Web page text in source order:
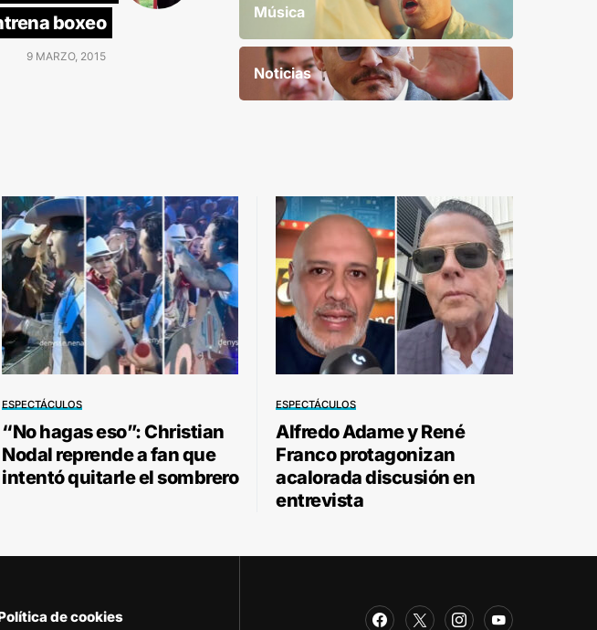
boxeo
9 MARZO, 2015
Música
Noticias
ESPECTÁCULOS
“No hagas eso”: Christian
Nodal reprende a fan que
intentó quitarle el sombrero
ESPECTÁCULOS
Alfredo Adame y René
Franco protagonizan
acalorada discusión en
entrevista
de cookies